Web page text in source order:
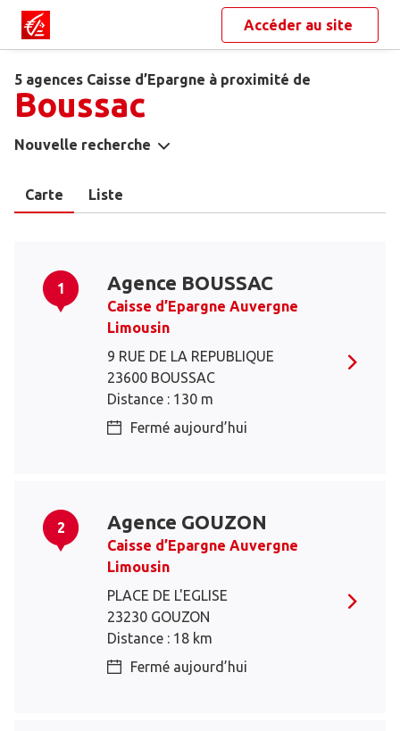
Accéder au site
5 agences Caisse d’Epargne à proximité de
Boussac
Nouvelle recherche
Carte Liste
1 Agence BOUSSAC
Caisse d’Epargne Auvergne
Limousin
9 RUE DE LA REPUBLIQUE
23600 BOUSSAC
Distance : 130 m
Fermé aujourd’hui
2 Agence GOUZON
Caisse d’Epargne Auvergne
Limousin
PLACE DE L'EGLISE
23230 GOUZON
Distance : 18 km
Fermé aujourd’hui